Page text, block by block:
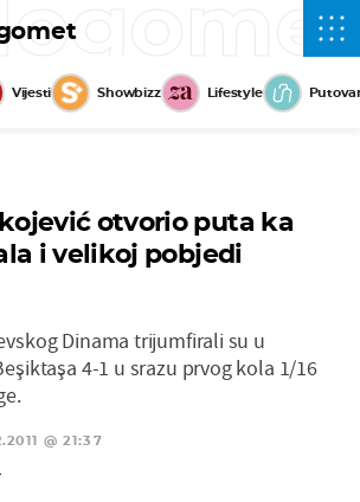
Vijesti Showbizz Lifestyle
otvorio puta ka
i velikoj pobjedi
Dinama trijumfirali su u
4-1 u srazu prvog kola 1/16
@ 21:37